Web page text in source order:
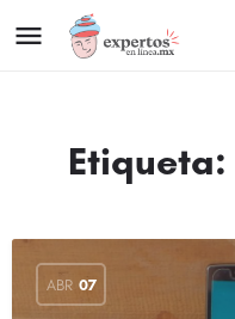
Etiqueta:
ABR 07